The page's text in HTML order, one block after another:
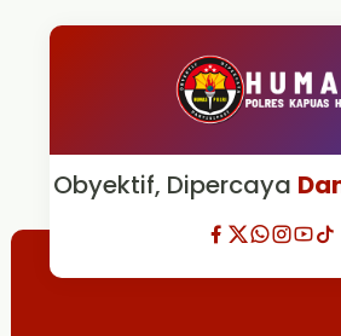
Obyektif, Dipercaya